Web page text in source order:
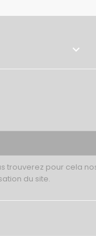

trouverez pour cela
du site.